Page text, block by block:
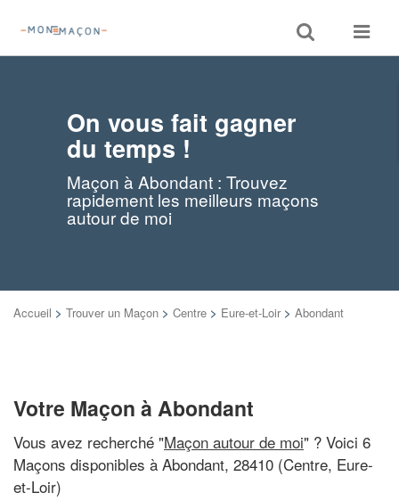
Toggle
search
Toggle
On vous fait gagner
du temps !
Maçon à Abondant : Trouvez
rapidement les meilleurs maçons
autour de moi
Accueil > Trouver un Maçon > Centre > Eure-et-Loir > Abondant
Votre Maçon à Abondant
Vous avez recherché "Maçon autour de moi" ? Voici 6
Maçons disponibles à Abondant, 28410 (Centre, Eure-
et-Loir)